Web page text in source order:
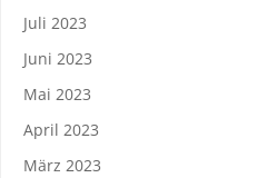
Juli 2023
Juni 2023
Mai 2023
April 2023
März 2023